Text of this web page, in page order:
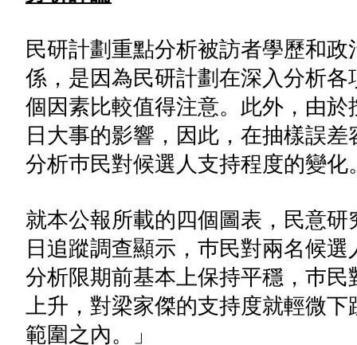
民研計劃重點分析被訪者學歷和
係，是因為民研計劃在深入分析
個因素比較值得注意。此外，由
日大事的影響，因此，在抽樣誤
分析巿民對候選人支持程度的變化
就本公報所載的四個圖表，民意
日追蹤調查顯示，巿民對兩名候
分析限期前基本上保持平穩，巿
上升，對梁家傑的支持度就輕微
範圍之內。」